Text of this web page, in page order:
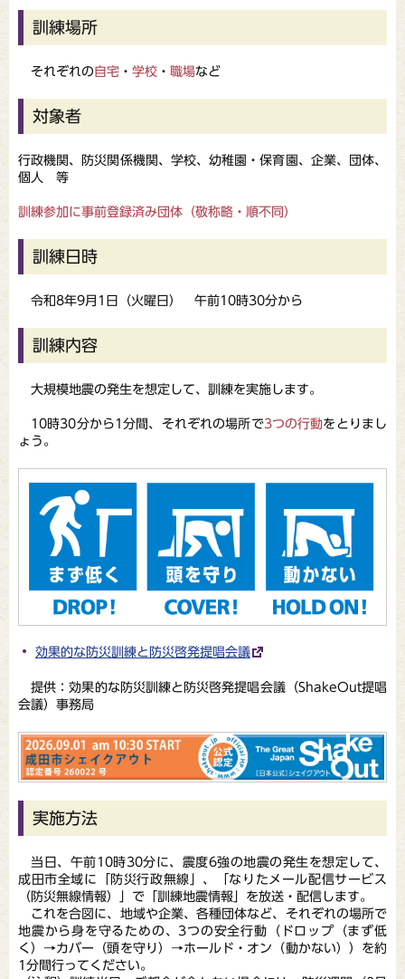
訓練場所
それぞれの自宅 ・ 学校 ・ 職場など
対象者
行政機関、防災関係機関、学校、幼稚園・保育園、企業、団体、
個人 等
訓練参加に事前登録済み団体（敬称略・順不同）
訓練日時
令和8年9月1日（火曜日） 午前10時30分から
訓練内容
大規模地震の発生を想定して、訓練を実施します。
10時30分から1分間、それぞれの場所で3つの行動をとりまし
ょう。
効果的な防災訓練と防災啓発提唱会議
提供：効果的な防災訓練と防災啓発提唱会議（ShakeOut提唱
会議）事務局
実施方法
当日、午前10時30分に、震度6強の地震の発生を想定して、
成田市全域に「防災行政無線」、「なりたメール配信サービス
（防災無線情報）」で「訓練地震情報」を放送・配信します。
これを合図に、地域や企業、各種団体など、それぞれの場所で
地震から身を守るための、3つの安全行動（ドロップ（まず低
く）→カバー（頭を守り）→ホールド・オン（動かない））を約
1分間行ってください。